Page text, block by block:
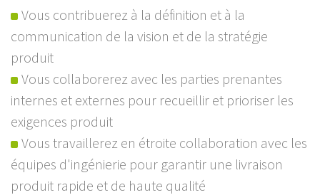
Vous contribuerez à la définition et à la
communication de la vision et de la stratégie
produit
Vous collaborerez avec les parties prenantes
internes et externes pour recueillir et prioriser les
exigences produit
Vous travaillerez en étroite collaboration avec les
équipes d'ingénierie pour garantir une livraison
produit rapide et de haute qualité